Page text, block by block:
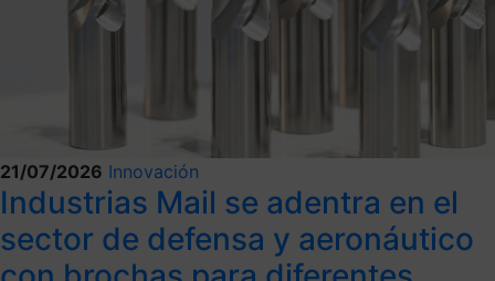
21/07/2026 Innovación
Industrias Mail se adentra en el
sector de defensa y aeronáutico